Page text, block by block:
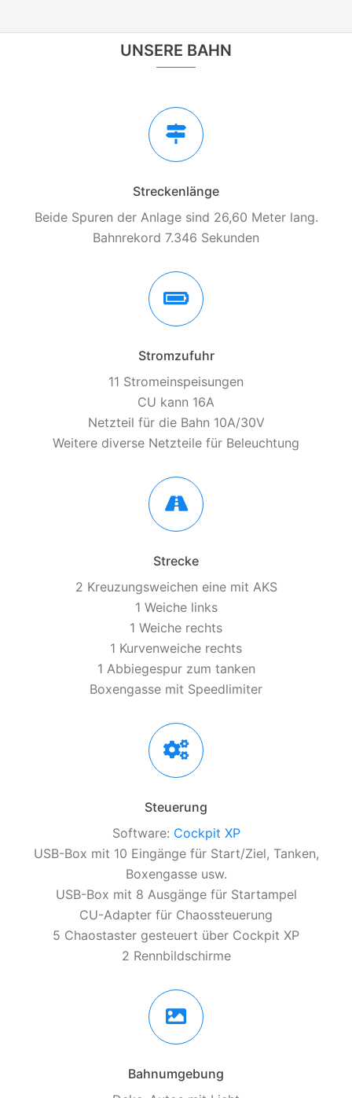
UNSERE BAHN
Streckenlänge
Beide Spuren der Anlage sind 26,60 Meter lang.
Bahnrekord 7.346 Sekunden
Stromzufuhr
11 Stromeinspeisungen
CU kann 16A
Netzteil für die Bahn 10A/30V
Weitere diverse Netzteile für Beleuchtung
Strecke
2 Kreuzungsweichen eine mit AKS
1 Weiche links
1 Weiche rechts
1 Kurvenweiche rechts
1 Abbiegespur zum tanken
Boxengasse mit Speedlimiter
Steuerung
Software: Cockpit XP
USB-Box mit 10 Eingänge für Start/Ziel, Tanken,
Boxengasse usw.
USB-Box mit 8 Ausgänge für Startampel
CU-Adapter für Chaossteuerung
5 Chaostaster gesteuert über Cockpit XP
2 Rennbildschirme
Bahnumgebung